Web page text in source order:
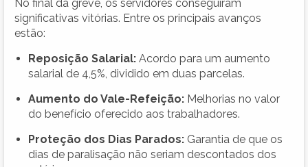
No final da greve, os servidores conseguiram
significativas vitórias. Entre os principais avanços
estão:
Reposição Salarial: Acordo para um aumento
salarial de 4,5%, dividido em duas parcelas.
Aumento do Vale-Refeição: Melhorias no valor
do benefício oferecido aos trabalhadores.
Proteção dos Dias Parados: Garantia de que os
dias de paralisação não seriam descontados dos